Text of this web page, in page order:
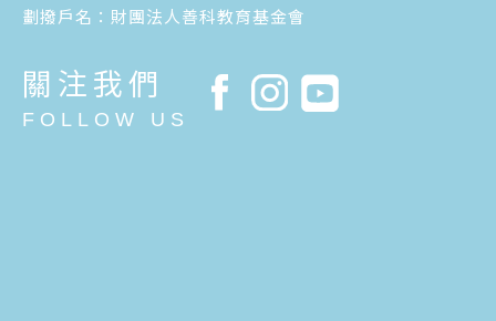
劃撥戶名：財團法人善科教育基金會
關注我們
FOLLOW US